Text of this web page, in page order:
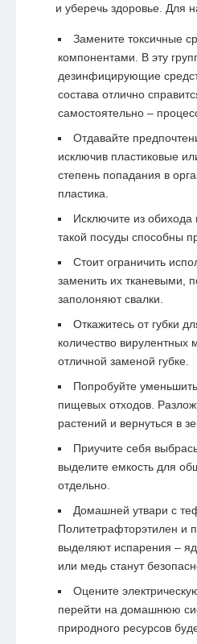
и уберечь здоровье. Для
Замените токсичные
компонентами. В эту
дезинфицирующие
состава отлично
самостоятельно –
Отдавайте
исключив пластиковые
степень попадания в
пластика.
Исключите из
такой посуды способны
Стоит ограничить
заменить их тканевыми,
заполоняют свалки.
Откажитесь от губки
количество вирулентных
отличной заменой губке.
Попробуйте
пищевых отходов.
растений и вернуться в
Приучите себя
выделите емкость для
отдельно.
Домашней утвари с
Политетрафторэтилен и
выделяют испарения –
или медь станут
Оцените
перейти на домашнюю
природного ресурсов